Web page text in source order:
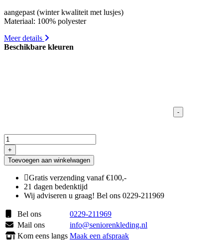
aangepast (winter kwaliteit met lusjes)
Materiaal: 100% polyester
Meer details
Beschikbare kleuren
-
Heren
Pantalon
elastiek
Amberg
+
Toevoegen aan winkelwagen
Gratis verzending vanaf €100,-
21 dagen bedenktijd
Wij adviseren u graag! Bel ons 0229-211969
Bel ons
0229-211969
Mail ons
info@seniorenkleding.nl
Kom eens langs Maak een afspraak